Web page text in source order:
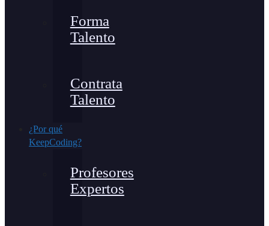
Forma
Talento
Contrata
Talento
¿Por qué
KeepCoding?
Profesores
Expertos